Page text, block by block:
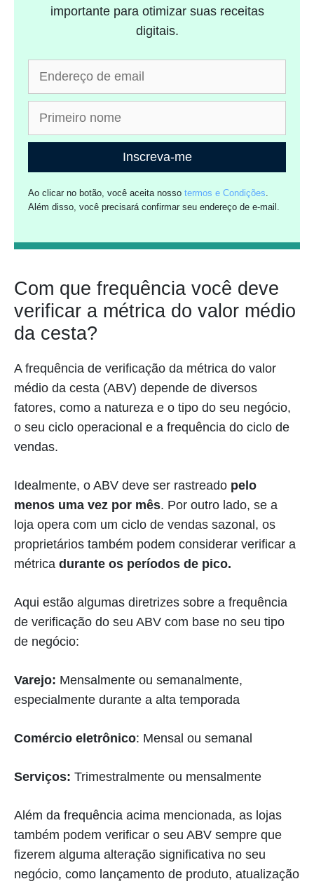
importante para otimizar suas receitas
digitais.
Inscreva-me
Ao clicar no botão, você aceita nossotermos e Condições.
Além disso, você precisará confirmar seu endereço de e-mail.
Com que frequência você deve
verificar a métrica do valor médio
da cesta?
A frequência de verificação da métrica do valor
médio da cesta (ABV) depende de diversos
fatores, como a natureza e o tipo do seu negócio,
o seu ciclo operacional e a frequência do ciclo de
vendas.
Idealmente, o ABV deve ser rastreado pelo
menos uma vez por mês. Por outro lado, se a
loja opera com um ciclo de vendas sazonal, os
proprietários também podem considerar verificar a
métrica durante os períodos de pico.
Aqui estão algumas diretrizes sobre a frequência
de verificação do seu ABV com base no seu tipo
de negócio:
Varejo: Mensalmente ou semanalmente,
especialmente durante a alta temporada
Comércio eletrônico: Mensal ou semanal
Serviços: Trimestralmente ou mensalmente
Além da frequência acima mencionada, as lojas
também podem verificar o seu ABV sempre que
fizerem alguma alteração significativa no seu
negócio, como lançamento de produto, atualização